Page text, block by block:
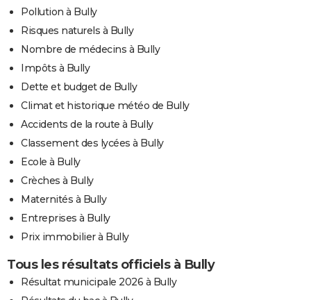
Pollution à Bully
Risques naturels à Bully
Nombre de médecins à Bully
Impôts à Bully
Dette et budget de Bully
Climat et historique météo de Bully
Accidents de la route à Bully
Classement des lycées à Bully
Ecole à Bully
Crèches à Bully
Maternités à Bully
Entreprises à Bully
Prix immobilier à Bully
Tous les résultats officiels à Bully
Résultat municipale 2026 à Bully